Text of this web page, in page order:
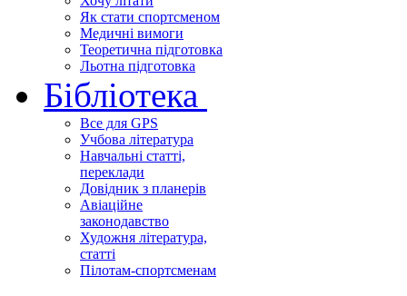
Як стати спортсменом
Медичні вимоги
Теоретична підготовка
Льотна підготовка
Бібліотека
Все для GPS
Учбова література
Навчальні статті,
переклади
Довідник з планерів
Авіаційне
законодавство
Художня література,
статті
Пілотам-спортсменам